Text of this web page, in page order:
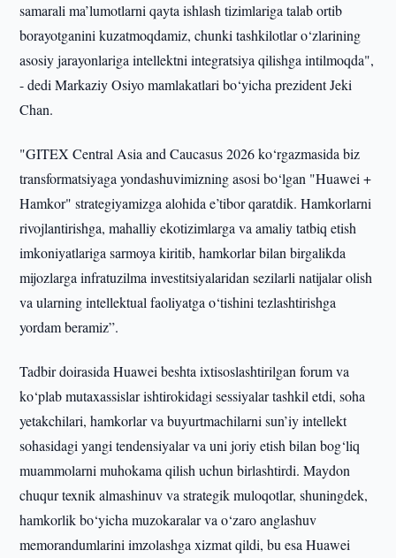
samarali ma’lumotlarni qayta ishlash tizimlariga talab ortib
borayotganini kuzatmoqdamiz, chunki tashkilotlar o‘zlarining
asosiy jarayonlariga intellektni integratsiya qilishga intilmoqda",
- dedi Markaziy Osiyo mamlakatlari bo‘yicha prezident Jeki
Chan.
"GITEX Central Asia and Caucasus 2026 ko‘rgazmasida biz
transformatsiyaga yondashuvimizning asosi bo‘lgan "Huawei +
Hamkor" strategiyamizga alohida e’tibor qaratdik. Hamkorlarni
rivojlantirishga, mahalliy ekotizimlarga va amaliy tatbiq etish
imkoniyatlariga sarmoya kiritib, hamkorlar bilan birgalikda
mijozlarga infratuzilma investitsiyalaridan sezilarli natijalar olish
va ularning intellektual faoliyatga o‘tishini tezlashtirishga
yordam beramiz”.
Tadbir doirasida Huawei beshta ixtisoslashtirilgan forum va
ko‘plab mutaxassislar ishtirokidagi sessiyalar tashkil etdi, soha
yetakchilari, hamkorlar va buyurtmachilarni sun’iy intellekt
sohasidagi yangi tendensiyalar va uni joriy etish bilan bog‘liq
muammolarni muhokama qilish uchun birlashtirdi. Maydon
chuqur texnik almashinuv va strategik muloqotlar, shuningdek,
hamkorlik bo‘yicha muzokaralar va o‘zaro anglashuv
memorandumlarini imzolashga xizmat qildi, bu esa Huawei